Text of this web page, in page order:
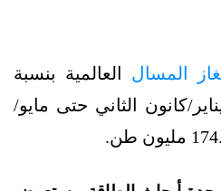
المسال العالمية بنسبة
كانون الثاني حتى مايو/